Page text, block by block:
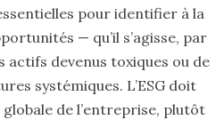
pour identifier à la
— qu’il s’agisse, par
actifs devenus toxiques ou de
systémiques. L’ESG doit
de l’entreprise, plutôt